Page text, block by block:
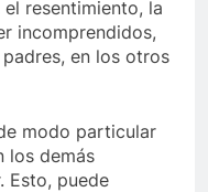
resentimiento, la
incomprendidos,
en los otros
modo particular
los demás
Esto, puede